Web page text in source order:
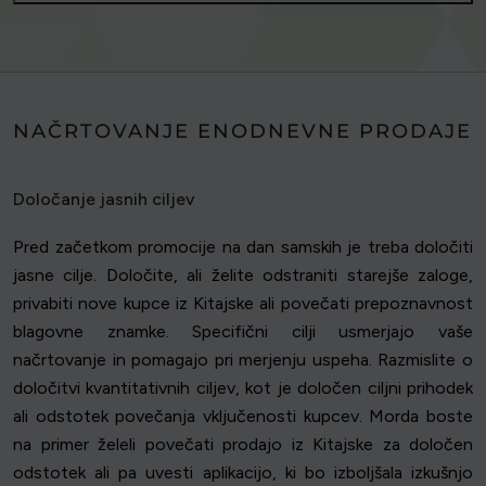
NAČRTOVANJE ENODNEVNE PRODAJE
Določanje jasnih ciljev
Pred začetkom promocije na dan samskih je treba določiti
jasne cilje. Določite, ali želite odstraniti starejše zaloge,
privabiti nove kupce iz Kitajske ali povečati prepoznavnost
blagovne znamke. Specifični cilji usmerjajo vaše
načrtovanje in pomagajo pri merjenju uspeha. Razmislite o
določitvi kvantitativnih ciljev, kot je določen ciljni prihodek
ali odstotek povečanja vključenosti kupcev. Morda boste
na primer želeli povečati prodajo iz Kitajske za določen
odstotek ali pa uvesti aplikacijo, ki bo izboljšala izkušnjo